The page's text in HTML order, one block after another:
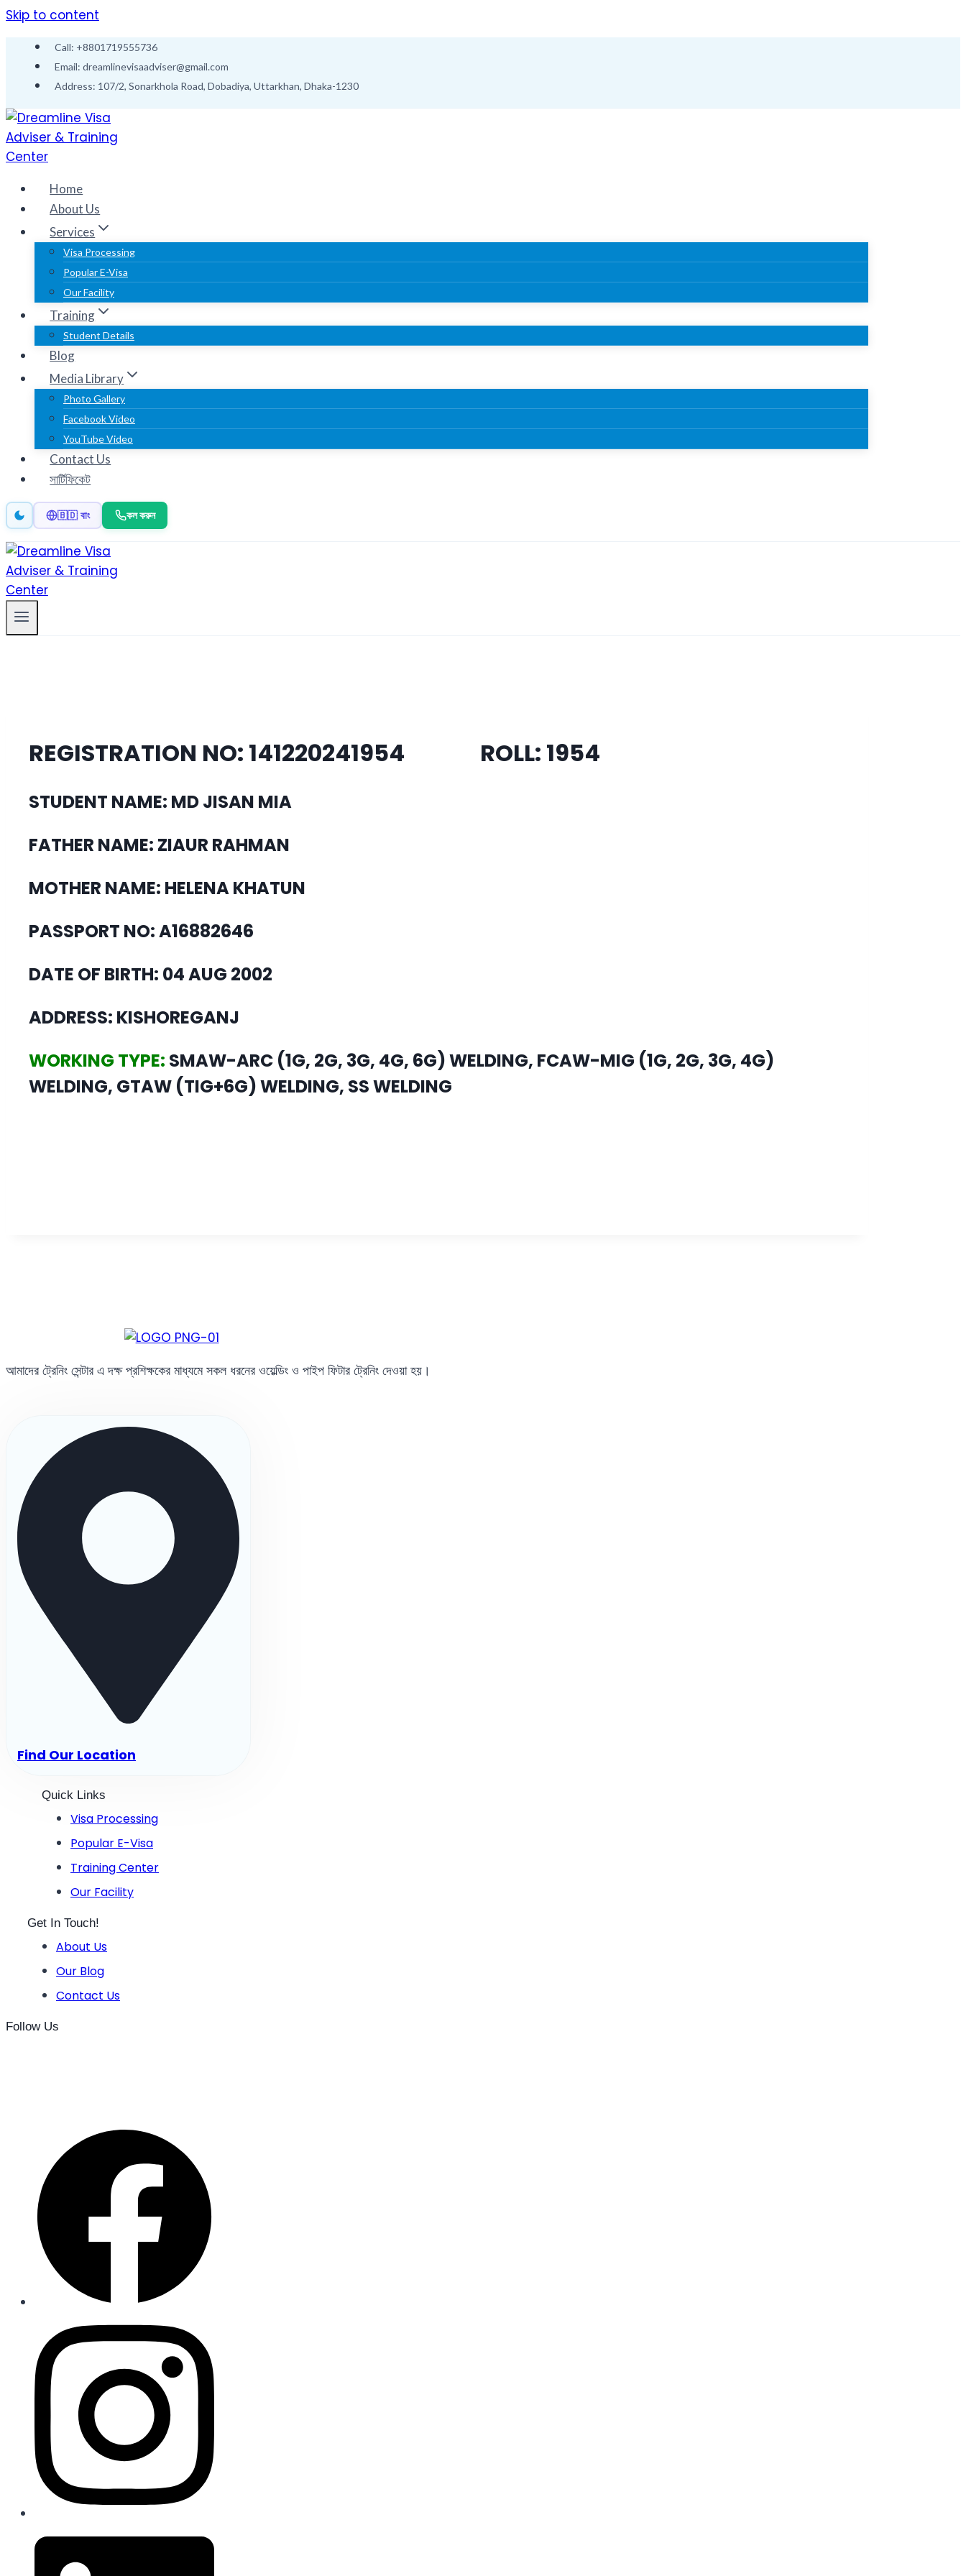
Skip to content
Call: +8801719555736
Email: dreamlinevisaadviser@gmail.com
Address: 107/2, Sonarkhola Road, Dobadiya, Uttarkhan, Dhaka-1230
Home
About Us
Services
Visa Processing
Popular E-Visa
Our Facility
Training
Student Details
Blog
Media Library
Photo Gallery
Facebook Video
YouTube Video
Contact Us
সার্টিফিকেট
🇧🇩 বাং কল করুন
REGISTRATION NO: 141220241954 ROLL: 1954
STUDENT NAME: MD JISAN MIA
FATHER NAME: ZIAUR RAHMAN
MOTHER NAME: HELENA KHATUN
PASSPORT NO: A16882646
DATE OF BIRTH: 04 AUG 2002
ADDRESS: KISHOREGANJ
WORKING TYPE: SMAW-ARC (1G, 2G, 3G, 4G, 6G) WELDING, FCAW-MIG (1G, 2G, 3G, 4G)
WELDING, GTAW (TIG+6G) WELDING, SS WELDING
আমাদের ট্রেনিং সেন্টার এ দক্ষ প্রশিক্ষকের মাধ্যমে সকল ধরনের ওয়েল্ডিং ও পাইপ ফিটার ট্রেনিং দেওয়া হয়।
Find Our Location
Quick Links
Visa Processing
Popular E-Visa
Training Center
Our Facility
Get In Touch!
About Us
Our Blog
Contact Us
Follow Us